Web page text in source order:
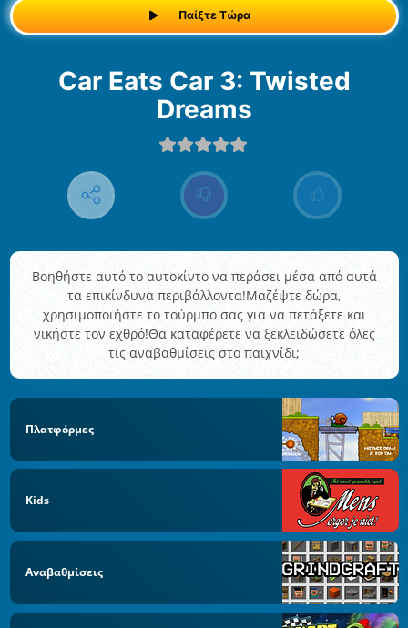
Παίξτε Τώρα
Car Eats Car 3: Twisted
Dreams
Βοηθήστε αυτό το αυτοκίντο να περάσει μέσα από αυτά
τα επικίνδυνα περιβάλλοντα!Μαζέψτε δώρα,
χρησιμοποιήστε το τούρμπο σας για να πετάξετε και
νικήστε τον εχθρό!Θα καταφέρετε να ξεκλειδώσετε όλες
τις αναβαθμίσεις στο παιχνίδι;
Πλατφόρμες
Kids
Αναβαθμίσεις